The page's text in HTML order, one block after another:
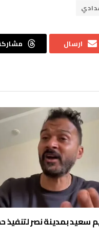
ارسال
سعيد بمدينة نصر